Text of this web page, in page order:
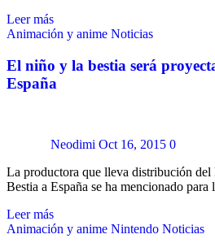
Leer más
Animación y anime Noticias
El niño y la bestia será
España
Neodimi Oct 16, 2015 0
La productora que lleva distribución
Bestia a España se ha mencionado
Leer más
Animación y anime Nintendo Noticias